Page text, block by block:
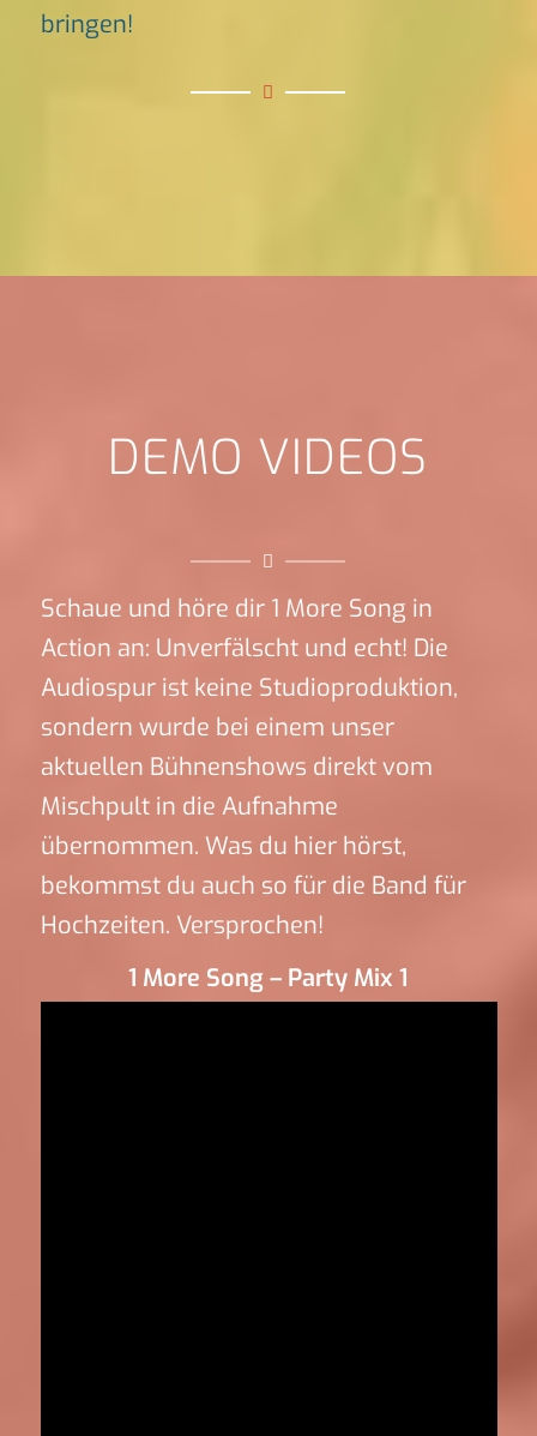
bringen!
DEMO VIDEOS
Schaue und höre dir 1 More Song in
Action an: Unverfälscht und echt! Die
Audiospur ist keine Studioproduktion,
sondern wurde bei einem unser
aktuellen Bühnenshows direkt vom
Mischpult in die Aufnahme
übernommen. Was du hier hörst,
bekommst du auch so für die Band für
Hochzeiten. Versprochen!
1 More Song – Party Mix 1